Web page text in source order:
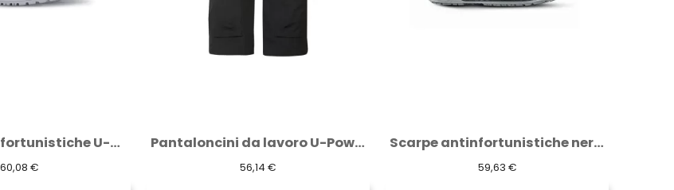
Pantaloncini da lavoro U-Power Ares U-4...
56,14 €
Scarpe antinfortunistiche nere U-Power...
59,63 €
Ginocchiera (black carbon)
8,79 €